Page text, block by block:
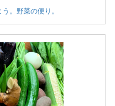
。野菜の便り。